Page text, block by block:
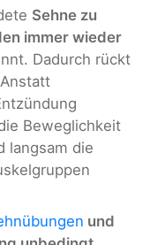
Sehne zu
immer wieder
Dadurch rückt
Beweglichkeit
langsam die
und